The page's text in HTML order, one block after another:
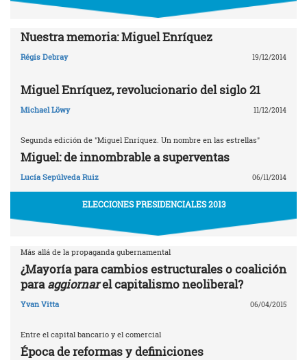
Nuestra memoria: Miguel Enríquez
Régis Debray 19/12/2014
Miguel Enríquez, revolucionario del siglo 21
Michael Löwy 11/12/2014
Segunda edición de "Miguel Enríquez. Un nombre en las estrellas"
Miguel: de innombrable a superventas
Lucía Sepúlveda Ruiz 06/11/2014
ELECCIONES PRESIDENCIALES 2013
Más allá de la propaganda gubernamental
¿Mayoría para cambios estructurales o coalición
paraaggiornarel capitalismo neoliberal?
Yvan Vitta 06/04/2015
Entre el capital bancario y el comercial
Época de reformas y definiciones